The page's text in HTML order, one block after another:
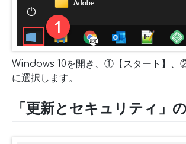
Windows 10を開き、①【スタート】、
に選択します。
「更新とセキュリティ」